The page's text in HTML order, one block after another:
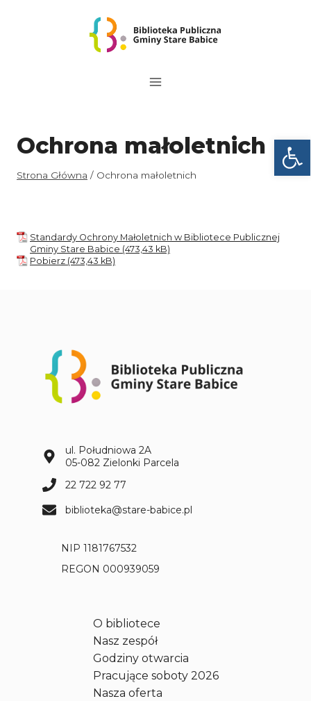
Ochrona małoletnich
Strona Główna / Ochrona małoletnich
Standardy Ochrony Małoletnich w Bibliotece Publicznej
Gminy Stare Babice
Pobierz
ul. Południowa 2A
05-082 Zielonki Parcela
22 722 92 77
biblioteka@stare-babice.pl
NIP 1181767532
REGON 000939059
O bibliotece
Nasz zespół
Godziny otwarcia
Pracujące soboty 2026
Nasza oferta